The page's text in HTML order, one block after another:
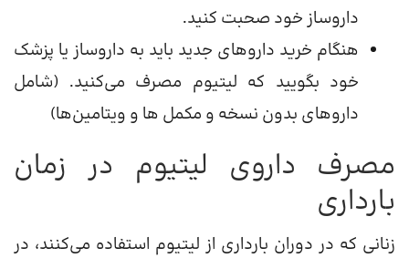
داروساز خود صحبت کنید.
هنگام خرید داروهای جدید باید به داروساز یا پزشک
خود بگویید که لیتیوم مصرف می‌کنید. (شامل
داروهای بدون نسخه و مکمل ها و ویتامین‌ها)
مصرف داروی لیتیوم در زمان
بارداری
زنانی که در دوران بارداری از لیتیوم استفاده می‌کنند، در